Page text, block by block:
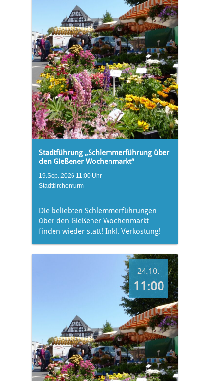
Stadtführung „Schlemmerführung über
den Gießener Wochenmarkt“
19.Sep..2026 11:00 Uhr
Stadtkirchenturm
Die beliebten Schlemmerführungen
über den Gießener Wochenmarkt
finden wieder statt! Inkl. Verkostung!
24.10.
11:00